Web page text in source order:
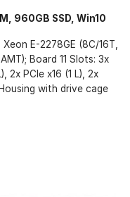
960GB SSD, Win10
Xeon E-2278GE (8C/16T,
Board 11 Slots: 3x
2x PCIe x16 (1 L), 2x
with drive cage